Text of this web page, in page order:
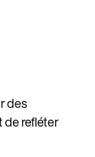
des
de refléter